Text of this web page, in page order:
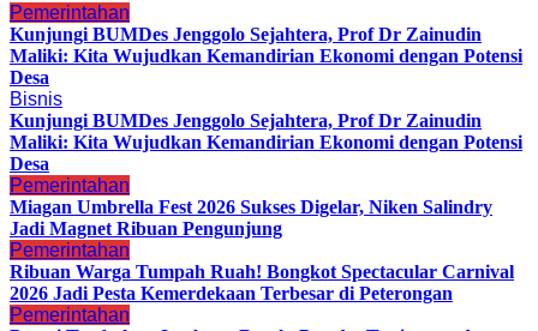
Pemerintahan
Kunjungi BUMDes Jenggolo Sejahtera, Prof Dr Zainudin
Maliki: Kita Wujudkan Kemandirian Ekonomi dengan Potensi
Desa
Bisnis
Kunjungi BUMDes Jenggolo Sejahtera, Prof Dr Zainudin
Maliki: Kita Wujudkan Kemandirian Ekonomi dengan Potensi
Desa
Pemerintahan
Miagan Umbrella Fest 2026 Sukses Digelar, Niken Salindry
Jadi Magnet Ribuan Pengunjung
Pemerintahan
Ribuan Warga Tumpah Ruah! Bongkot Spectacular Carnival
2026 Jadi Pesta Kemerdekaan Terbesar di Peterongan
Pemerintahan